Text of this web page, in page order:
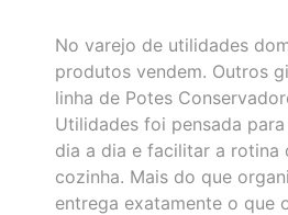
No varejo de utilidades
produtos vendem. Outros
linha de Potes
Utilidades foi pensada
dia a dia e facilitar a rotina
cozinha. Mais do que
entrega exatamente o que